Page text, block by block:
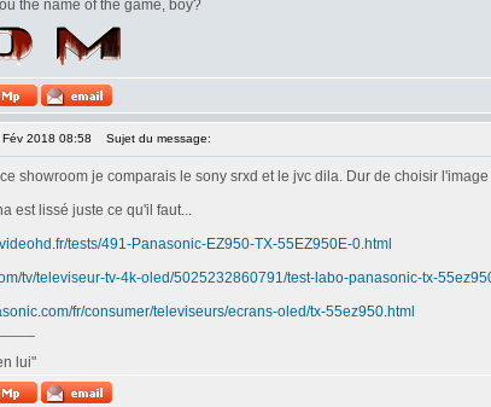
the name of the game, boy?
2018 08:58 Sujet du message:
showroom je comparais le sony srxd et le jvc dila. Dur de choisir
est lissé juste ce qu'il faut...
tests/491-Panasonic-EZ950-TX-55EZ950E-0.html
tv/televiseur-tv-4k-oled/5025232860791/test-labo-panasonic-tx-
fr/consumer/televiseurs/ecrans-oled/tx-55ez950.html
lui"